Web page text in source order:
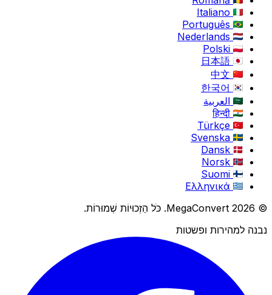
العربية
© 2026 MegaConvert. כֹּל הַזְכוּיוֹת שְׁמוּרוֹת.
נבנה למהירות ופשטות